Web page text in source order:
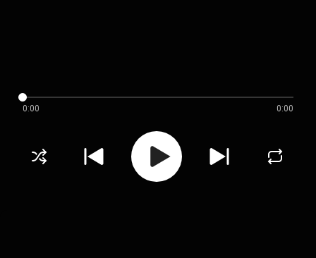
0:00 0:00